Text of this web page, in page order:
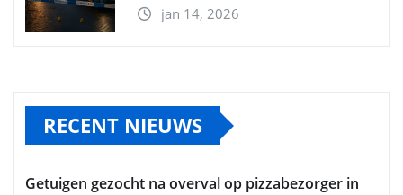
jan 14, 2026
RECENT NIEUWS
Getuigen gezocht na overval op pizzabezorger in